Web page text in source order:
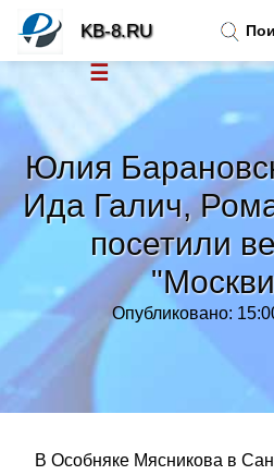
Юлия
Ида Галич,
посетили
Опубликовано:
В Особняке Мясникова в
KB-8.RU
☰
Тренды новостей»
Рубрики»
Правила »